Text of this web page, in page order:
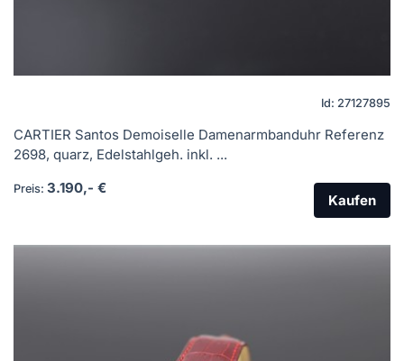
Id: 27127895
CARTIER Santos Demoiselle Damenarmbanduhr Referenz
2698, quarz, Edelstahlgeh. inkl. ...
Preis: 3.190,- €
Kaufen